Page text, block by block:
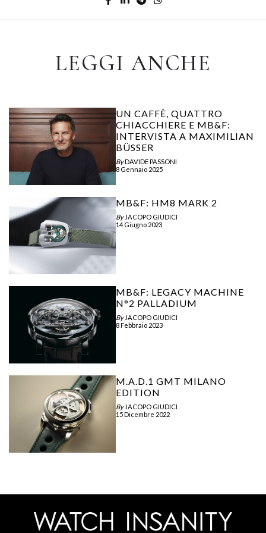
LEGGI ANCHE
UN CAFFÈ, QUATTRO
CHIACCHIERE E MB&F:
INTERVISTA A MAXIMILIAN
BÜSSER
ByDAVIDE PASSONI
8 Gennaio 2025
MB&F: HM8 MARK 2
By JACOPO GIUDICI
14 Giugno 2023
MB&F: LEGACY MACHINE
N°2 PALLADIUM
By JACOPO GIUDICI
8 Febbraio 2023
M.A.D.1 GMT MILANO
EDITION
By JACOPO GIUDICI
15 Dicembre 2022